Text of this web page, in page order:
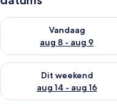
Vandaag
aug 8 - aug 9
De beschikbaarheid
Dit weekend
aug 14 - aug 16
De beschikbaarheid